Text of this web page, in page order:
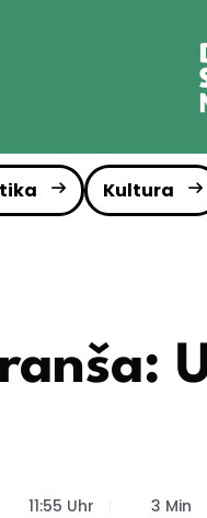
Kultura
11:55 Uhr 3 Min